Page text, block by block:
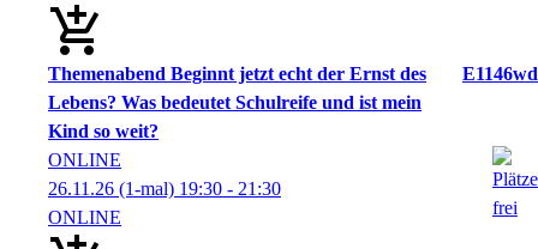
Themenabend Beginnt jetzt echt der Ernst des
Lebens? Was bedeutet Schulreife und ist mein
Kind so weit?
E1146wd
ONLINE
26.11.26 (1-mal) 19:30 - 21:30
ONLINE